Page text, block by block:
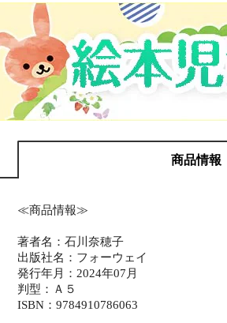
商品情報
≪商品情報≫
著者名：石川奈穂子
出版社名：フォーウェイ
発行年月：2024年07月
判型：Ａ５
ISBN：9784910786063